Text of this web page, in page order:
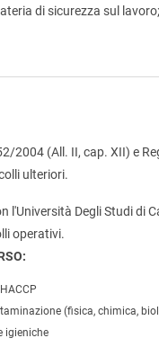
di sicurezza sul
2004 (All. II, cap. XII) e
ulteriori.
l'Università Degli Studi di
operativi.
(fisica, chimica,
igieniche